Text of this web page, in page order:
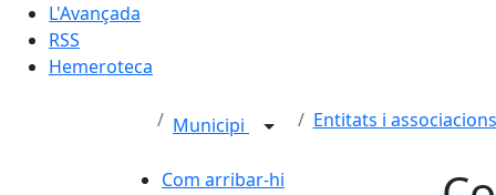
L'Avançada
RSS
Hemeroteca
Municipi Entitats i associacions
Com arribar-hi